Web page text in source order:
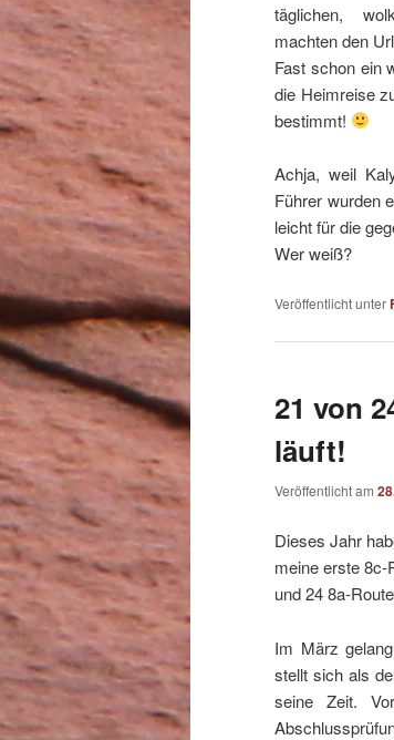
täglichen,
machten den
Fast schon ein
die Heimreise
bestimmt!
Achja, weil
Führer wurden
leicht für die
Wer weiß?
Veröffentlicht unter
21 von
läuft!
Veröffentlicht am
Dieses Jahr
meine erste 8c-
und 24 8a-
Im März
stellt sich als
seine Zeit.